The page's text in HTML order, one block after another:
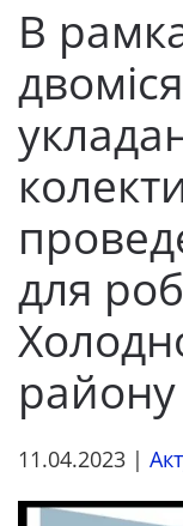
В
для
району
11.04.2023 |